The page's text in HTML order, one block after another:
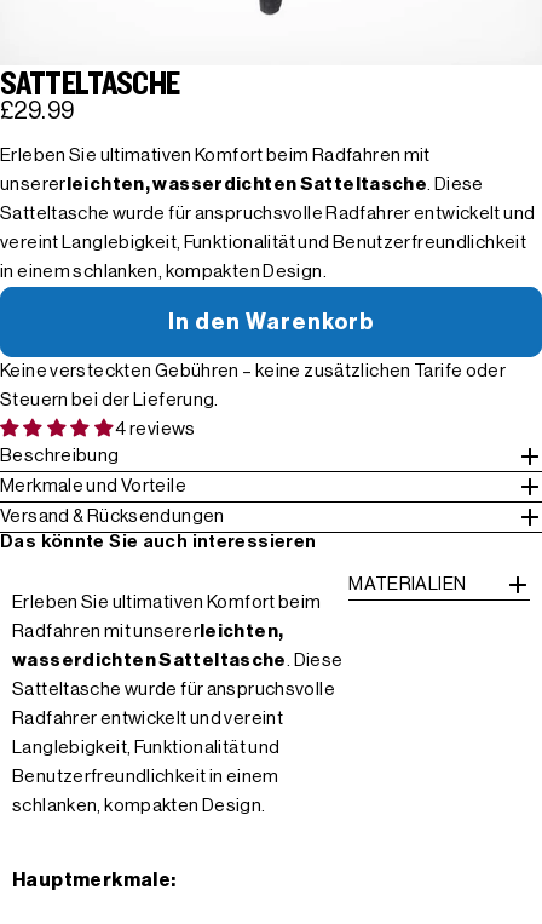
SATTELTASCHE
£29.99
Erleben Sie ultimativen Komfort beim Radfahren mit
unserer leichten, wasserdichten Satteltasche . Diese
Satteltasche wurde für anspruchsvolle Radfahrer entwickelt und
vereint Langlebigkeit, Funktionalität und Benutzerfreundlichkeit
in einem schlanken, kompakten Design.
In den Warenkorb
Keine versteckten Gebühren – keine zusätzlichen Tarife oder
Steuern bei der Lieferung.
4 reviews
Beschreibung
Merkmale und Vorteile
Versand & Rücksendungen
Das könnte Sie auch interessieren
Erleben Sie ultimativen Komfort beim
Radfahren mit unsererleichten,
wasserdichten Satteltasche
. Diese
Satteltasche wurde für anspruchsvolle
Radfahrer entwickelt und vereint
Langlebigkeit, Funktionalität und
Benutzerfreundlichkeit in einem
schlanken, kompakten Design.
Hauptmerkmale:
MATERIALIEN